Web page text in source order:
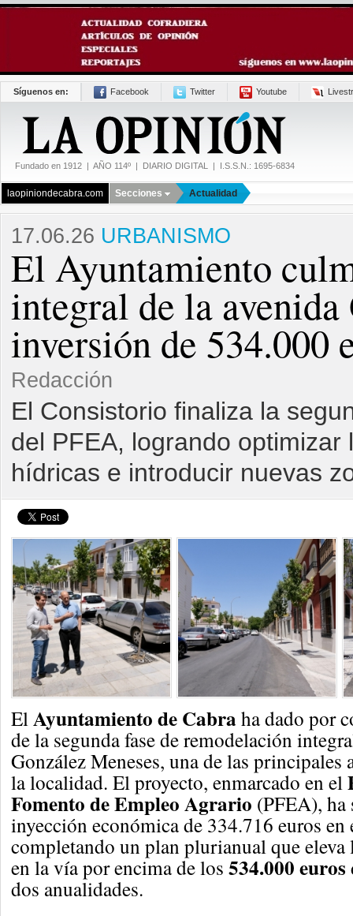
Síguenos en: Facebook Twitter Youtube
Fundado en 1912 | AÑO 114º | DIARIO DIGITAL | I.S.S.N.: 1695-6834
laopiniondecabra.com Secciones Actualidad
17.06.26 URBANISMO
El Ayuntamiento
integral de la
inversión de 534.000
Redacción
El Consistorio finaliza la
del PFEA, logrando
hídricas e introducir nuevas
ElAyuntamiento de Cabra ha dado por
de la segunda fase de remodelación
González Meneses, una de las principales
la localidad. El proyecto, enmarcado en el
Fomento de Empleo Agrario (PFEA), ha
inyección económica de 334.716 euros en
completando un plan plurianual que
en la vía por encima de los 534.000 euros
dos anualidades.